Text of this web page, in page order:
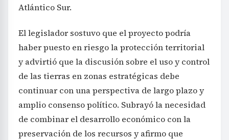
Atlántico Sur.
El legislador sostuvo que el proyecto podría
haber puesto en riesgo la protección territorial
y advirtió que la discusión sobre el uso y control
de las tierras en zonas estratégicas debe
continuar con una perspectiva de largo plazo y
amplio consenso político. Subrayó la necesidad
de combinar el desarrollo económico con la
preservación de los recursos y afirmo que